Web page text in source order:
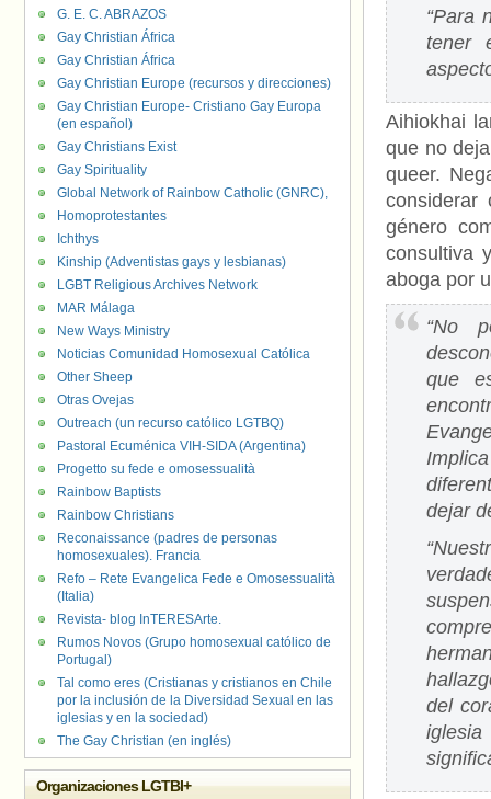
“Para
tener
Aihiokhai
que no
queer.
considerar
género
consultiva
aboga por
“No
que
dejar
del
G. E. C. ABRAZOS
Gay Christian África
Gay Christian África
Gay Christian Europe (recursos y direcciones)
Gay Christian Europe- Cristiano Gay Europa
(en español)
Gay Christians Exist
Gay Spirituality
Global Network of Rainbow Catholic (GNRC),
Homoprotestantes
Ichthys
Kinship (Adventistas gays y lesbianas)
LGBT Religious Archives Network
MAR Málaga
New Ways Ministry
Noticias Comunidad Homosexual Católica
Other Sheep
Otras Ovejas
Outreach (un recurso católico LGTBQ)
Pastoral Ecuménica VIH-SIDA (Argentina)
Progetto su fede e omosessualità
Rainbow Baptists
Rainbow Christians
Reconaissance (padres de personas
homosexuales). Francia
Refo – Rete Evangelica Fede e Omosessualità
(Italia)
Revista- blog InTERESArte.
Rumos Novos (Grupo homosexual católico de
Portugal)
Tal como eres (Cristianas y cristianos en Chile
por la inclusión de la Diversidad Sexual en las
iglesias y en la sociedad)
The Gay Christian (en inglés)
Organizaciones LGTBI+